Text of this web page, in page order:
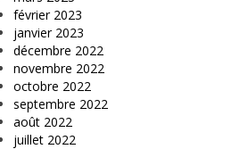
février 2023
janvier 2023
décembre 2022
novembre 2022
octobre 2022
septembre 2022
août 2022
juillet 2022